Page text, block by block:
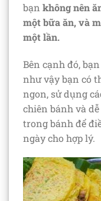
bạn không nên
một bữa ăn, và
một lần.
Bên cạnh đó, bạn
như vậy bạn có
ngon, sử dụng
chiên bánh và
trong bánh để
ngày cho hợp lý.